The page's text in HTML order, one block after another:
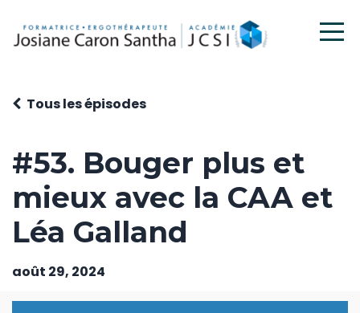
#53. Bouger plus et
mieux avec la CAA et
Léa Galland
Tous les épisodes
août 29, 2024